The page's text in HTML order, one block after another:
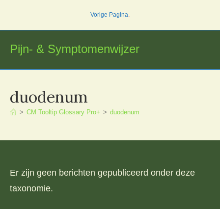
inhoud
Vorige Pagina.
Pijn- & Symptomenwijzer
duodenum
> CM Tooltip Glossary Pro+ > duodenum
Er zijn geen berichten gepubliceerd onder deze
taxonomie.